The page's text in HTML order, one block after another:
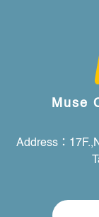
Muse
Address：